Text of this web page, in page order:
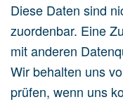
Diese Daten sind
zuordenbar. Eine
mit anderen
Wir behalten uns
prüfen, wenn uns